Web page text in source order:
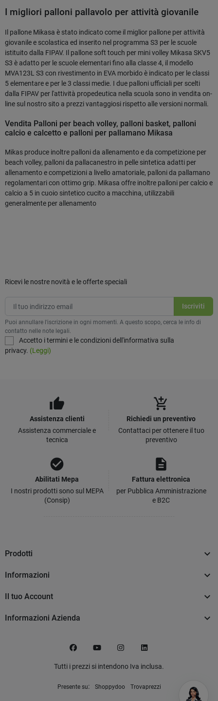
I migliori palloni pallavolo per attività giovanile
Il pallone Mikasa è stato indicato come il miglior pallone per attività
giovanile e scolastica ed inserito nel programma S3 per le scuole
istituito dalla FIPAV. Il pallone soft touch per mini volley Mikasa SKV5
S3 è adatto per le scuole elementari fino alla classe 4, il modello
MVA123L S3 con rivestimento in EVA morbido è indicato per le classi
5 elementare e per le 3 classi medie. I due palloni ufficiali per scelti
dalla FIPAV per l'attività propedeutica nella scuola sono in vendita on-
line sul nostro sito a prezzi vantaggiosi rispetto alle versioni normali.
Vendita Palloni per beach volley, palloni basket, palloni
calcio e calcetto e palloni per pallamano Mikasa
Mikas produce inoltre palloni da allenamento e da competizione per
beach volley, palloni da pallacanestro in pelle sintetica adatti per
allenamento e competizioni a livello amatoriale, palloni da pallamano
regolamentari con ottimo grip. Mikasa offre inoltre palloni per calcio e
calcio a 5 in cuoio sintetico cucito a macchina, utilizzabili
generalmente per allenamento
Ricevi le nostre novità e le offerte speciali
Puoi annullare l'iscrizione in ogni momenti. A questo scopo, cerca le info di
contatto nelle note legali.
Accetto i termini e le condizioni dell'informativa sulla
privacy. (Leggi)
thumb_up
Assistenza clienti
Assistenza commerciale e
tecnica
add_shopping_cart
Richiedi un preventivo
Contattaci per ottenere il tuo
preventivo
check_circle
Abilitati Mepa
I nostri prodotti sono sul MEPA
(Consip)
description
Fattura elettronica
per Pubblica Amministrazione
e B2C
Prodotti 
Informazioni 
Il tuo Account 
Informazioni Azienda 
Tutti i prezzi si intendono Iva inclusa.
Presente su: Shoppydoo Trovaprezzi